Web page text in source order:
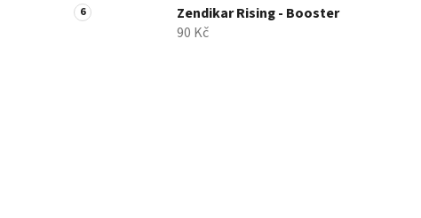
Zendikar Rising - Booster
90 Kč